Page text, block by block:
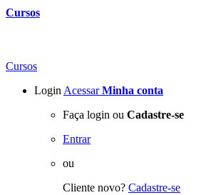
Cursos
Cursos
Login Acessar Minha conta
Faça login ou Cadastre-se
Entrar
ou
Cliente novo? Cadastre-se